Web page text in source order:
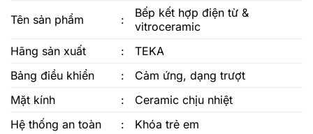
Tên sản phẩm :
Bếp kết hợp điện từ &
vitroceramic
Hãng sản xuất
:
TEKA
Bảng điều khiển
:
Cảm ứng, dạng trượt
Mặt kính
:
Ceramic chịu nhiệt
Hệ thống an toàn
:
Khóa trẻ em